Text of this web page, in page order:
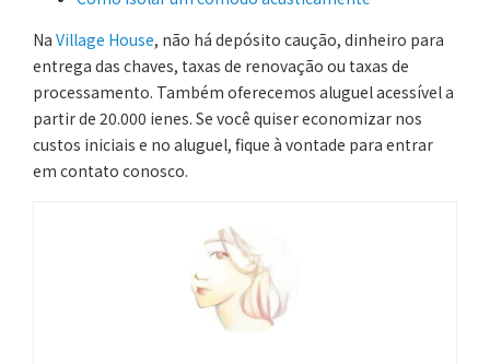
Na Village House, não há depósito caução, dinheiro para
entrega das chaves, taxas de renovação ou taxas de
processamento. Também oferecemos aluguel acessível a
partir de 20.000 ienes. Se você quiser economizar nos
custos iniciais e no aluguel, fique à vontade para entrar
em contato conosco.